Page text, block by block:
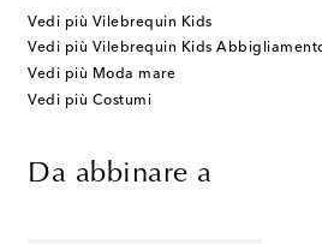
Vedi più Vilebrequin Kids
Vedi più Vilebrequin Kids
Vedi più Moda mare
Vedi più Costumi
Da abbinare a